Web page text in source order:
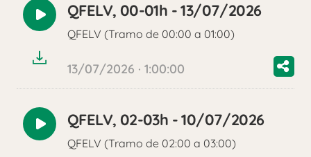
Reproducir
audio
QFELV, 00-01h - 13/07/2026
QFELV (Tramo de 00:00 a 01:00)
13/07/2026 · 1:00:00
Reproducir
audio
QFELV, 02-03h - 10/07/2026
QFELV (Tramo de 02:00 a 03:00)